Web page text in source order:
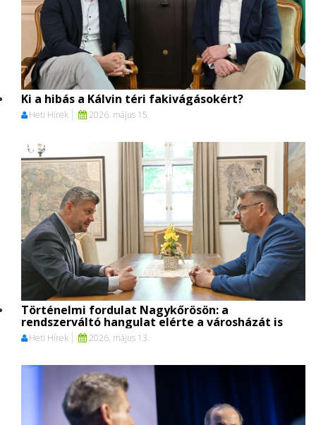
Ki a hibás a Kálvin téri fakivágásokért?
Heti Hírek 2026. május 15.
Történelmi fordulat Nagykőrösön: a
rendszerváltó hangulat elérte a városházát is
Heti Hírek 2026. május 13.